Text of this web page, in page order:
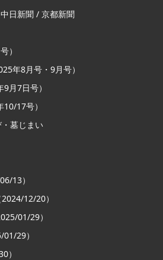
日新聞 / 京都新聞
）
年8月号・9月号）
月7日号）
17号）
墓じまい
13）
12/20）
01/29）
29）
）